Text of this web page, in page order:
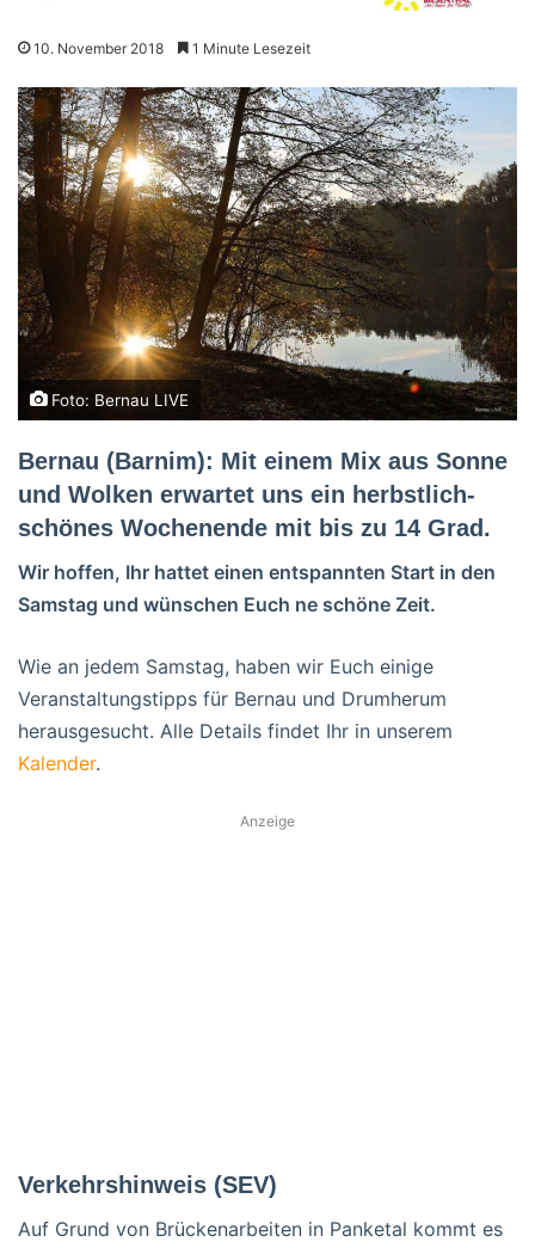
10. November 2018 1 Minute Lesezeit
Foto: Bernau LIVE
Bernau (Barnim): Mit einem Mix aus Sonne
und Wolken erwartet uns ein herbstlich-
schönes Wochenende mit bis zu 14 Grad.
Wir hoffen, Ihr hattet einen entspannten Start in den
Samstag und wünschen Euch ne schöne Zeit.
Wie an jedem Samstag, haben wir Euch einige
Veranstaltungstipps für Bernau und Drumherum
herausgesucht. Alle Details findet Ihr in unserem
Kalender.
Anzeige
Verkehrshinweis (SEV)
Auf Grund von Brückenarbeiten in Panketal kommt es